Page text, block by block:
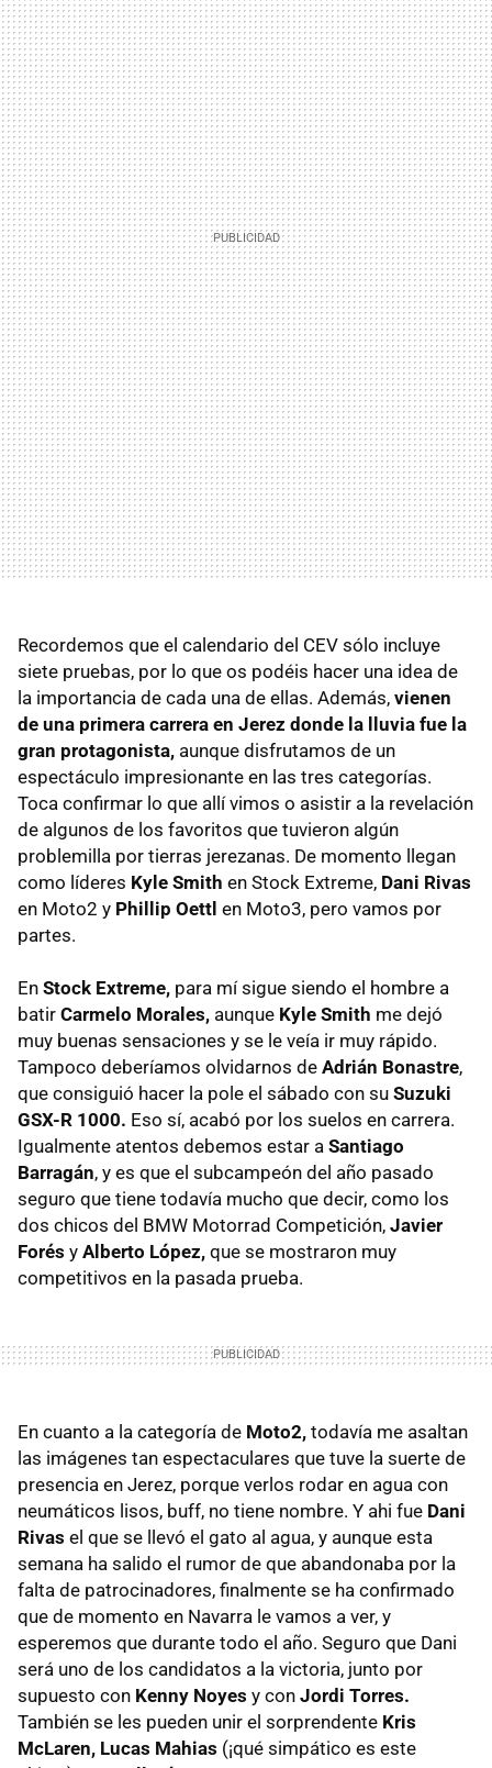
Recordemos que el calendario del CEV sólo incluye
siete pruebas, por lo que os podéis hacer una idea de
la importancia de cada una de ellas. Además, vienen
de una primera carrera en Jerez donde la lluvia fue la
gran protagonista, aunque disfrutamos de un
espectáculo impresionante en las tres categorías.
Toca confirmar lo que allí vimos o asistir a la revelación
de algunos de los favoritos que tuvieron algún
problemilla por tierras jerezanas. De momento llegan
como líderes Kyle Smith en Stock Extreme, Dani Rivas
en Moto2 y Phillip Oettl en Moto3, pero vamos por
partes.
En Stock Extreme, para mí sigue siendo el hombre a
batir Carmelo Morales, aunque Kyle Smith me dejó
muy buenas sensaciones y se le veía ir muy rápido.
Tampoco deberíamos olvidarnos de Adrián Bonastre,
que consiguió hacer la pole el sábado con su Suzuki
GSX-R 1000. Eso sí, acabó por los suelos en carrera.
Igualmente atentos debemos estar a Santiago
Barragán, y es que el subcampeón del año pasado
seguro que tiene todavía mucho que decir, como los
dos chicos del BMW Motorrad Competición, Javier
Forés y Alberto López, que se mostraron muy
competitivos en la pasada prueba.
En cuanto a la categoría de Moto2, todavía me asaltan
las imágenes tan espectaculares que tuve la suerte de
presencia en Jerez, porque verlos rodar en agua con
neumáticos lisos, buff, no tiene nombre. Y ahi fue Dani
Rivas el que se llevó el gato al agua, y aunque esta
semana ha salido el rumor de que abandonaba por la
falta de patrocinadores, finalmente se ha confirmado
que de momento en Navarra le vamos a ver, y
esperemos que durante todo el año. Seguro que Dani
será uno de los candidatos a la victoria, junto por
supuesto con Kenny Noyes y con Jordi Torres.
También se les pueden unir el sorprendente Kris
McLaren, Lucas Mahias (¡qué simpático es este